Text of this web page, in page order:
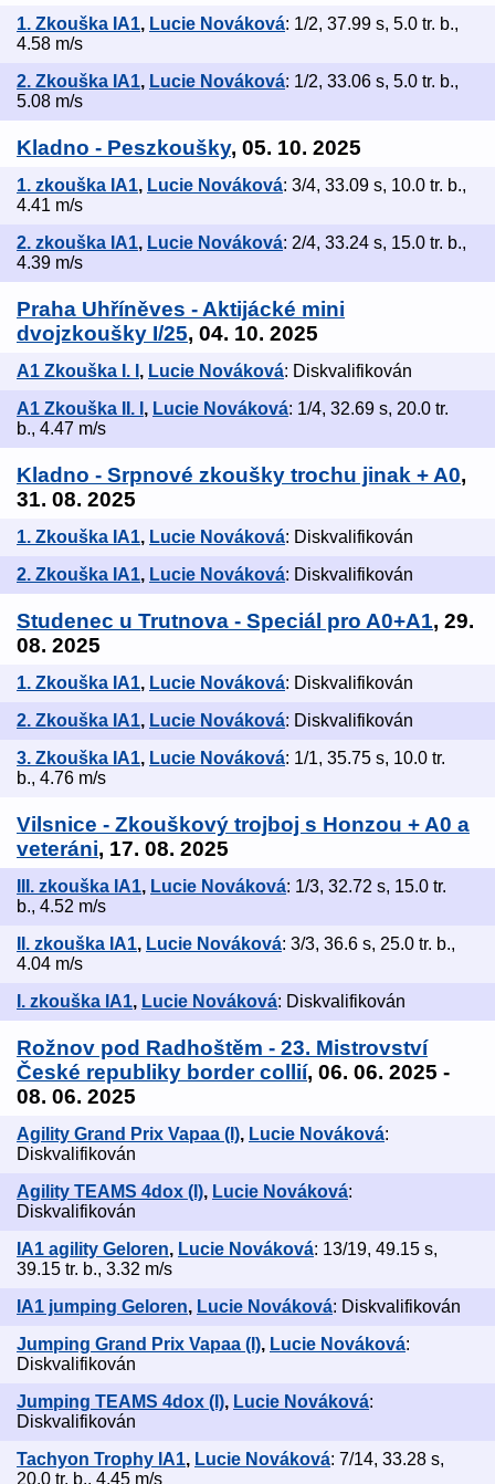
1. Zkouška IA1, Lucie Nováková: 1/2, 37.99 s, 5.0 tr. b.,
4.58 m/s
2. Zkouška IA1, Lucie Nováková: 1/2, 33.06 s, 5.0 tr. b.,
5.08 m/s
Kladno - Peszkoušky, 05. 10. 2025
1. zkouška IA1, Lucie Nováková: 3/4, 33.09 s, 10.0 tr. b.,
4.41 m/s
2. zkouška IA1, Lucie Nováková: 2/4, 33.24 s, 15.0 tr. b.,
4.39 m/s
Praha Uhříněves - Aktijácké mini
dvojzkoušky I/25, 04. 10. 2025
A1 Zkouška I. I , Lucie Nováková: Diskvalifikován
A1 Zkouška II. I , Lucie Nováková: 1/4, 32.69 s, 20.0 tr.
b., 4.47 m/s
Kladno - Srpnové zkoušky trochu jinak + A0,
31. 08. 2025
1. Zkouška IA1, Lucie Nováková: Diskvalifikován
2. Zkouška IA1, Lucie Nováková: Diskvalifikován
Studenec u Trutnova - Speciál pro A0+A1, 29.
08. 2025
1. Zkouška IA1, Lucie Nováková: Diskvalifikován
2. Zkouška IA1, Lucie Nováková: Diskvalifikován
3. Zkouška IA1, Lucie Nováková: 1/1, 35.75 s, 10.0 tr.
b., 4.76 m/s
Vilsnice - Zkouškový trojboj s Honzou + A0 a
veteráni, 17. 08. 2025
III. zkouška IA1, Lucie Nováková: 1/3, 32.72 s, 15.0 tr.
b., 4.52 m/s
II. zkouška IA1, Lucie Nováková: 3/3, 36.6 s, 25.0 tr. b.,
4.04 m/s
I. zkouška IA1, Lucie Nováková: Diskvalifikován
Rožnov pod Radhoštěm - 23. Mistrovství
České republiky border collií, 06. 06. 2025 -
08. 06. 2025
Agility Grand Prix Vapaa (I), Lucie Nováková:
Diskvalifikován
Agility TEAMS 4dox (I), Lucie Nováková:
Diskvalifikován
IA1 agility Geloren, Lucie Nováková: 13/19, 49.15 s,
39.15 tr. b., 3.32 m/s
IA1 jumping Geloren, Lucie Nováková: Diskvalifikován
Jumping Grand Prix Vapaa (I), Lucie Nováková:
Diskvalifikován
Jumping TEAMS 4dox (I), Lucie Nováková:
Diskvalifikován
Tachyon Trophy IA1, Lucie Nováková: 7/14, 33.28 s,
20.0 tr. b., 4.45 m/s